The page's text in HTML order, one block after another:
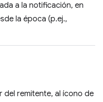
a la notificación, en
la época (p.ej.,
del remitente, al ícono de